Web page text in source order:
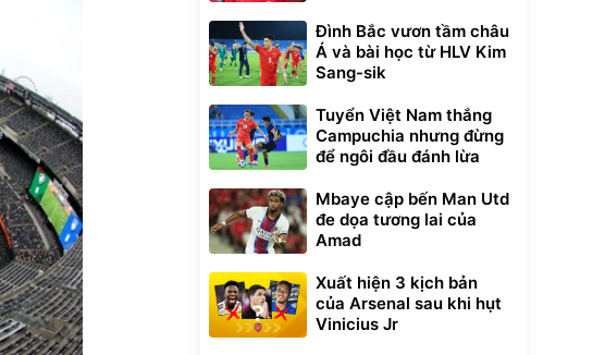
Đình Bắc vươn tầm châu
Á và bài học từ HLV Kim
Sang-sik
Tuyển Việt Nam thắng
Campuchia nhưng đừng
để ngôi đầu đánh lừa
Mbaye cập bến Man Utd
đe dọa tương lai của
Amad
Xuất hiện 3 kịch bản
của Arsenal sau khi hụt
Vinicius Jr